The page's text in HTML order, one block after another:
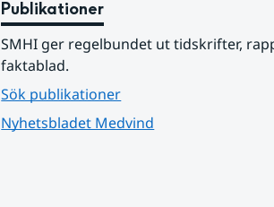
Publikationer
SMHI ger regelbundet ut tidskrifter,
faktablad.
Sök publikationer
Nyhetsbladet Medvind